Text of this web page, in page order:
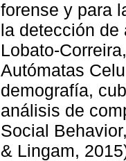
forense y para
la detección de
Lobato-
Autómatas
demografía,
análisis de
Social
& Lingam,